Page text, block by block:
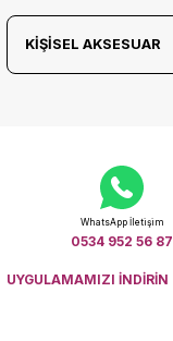
KİŞİSEL AKSESUAR
WhatsApp İletişim
0534 952 56 87
UYGULAMAMIZI İNDİRİN